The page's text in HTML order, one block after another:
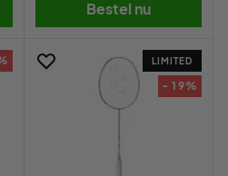
Bestel nu
LIMITED
- 19%